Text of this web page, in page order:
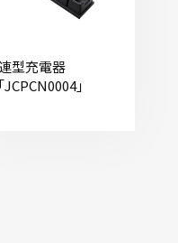
型充電器
「JCPCN0004」